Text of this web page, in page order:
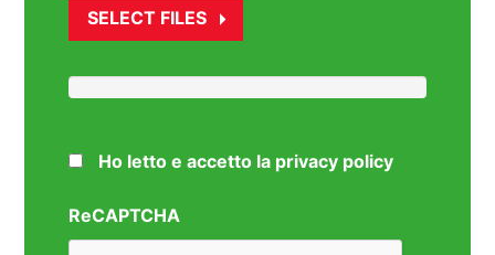
SELECT FILES
Ho letto e accetto la privacy policy
ReCAPTCHA